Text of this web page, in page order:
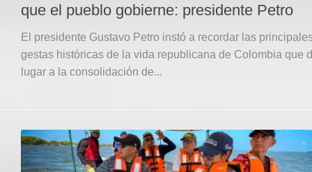
que el pueblo gobierne: presidente Petro
El presidente Gustavo Petro instó a recordar las
gestas históricas de la vida republicana de Colombia que
lugar a la consolidación de...